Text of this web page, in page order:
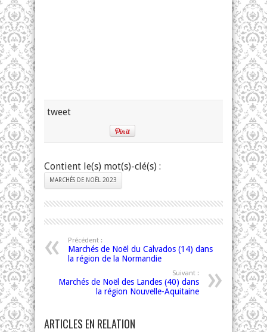
tweet
Contient le(s) mot(s)-clé(s) :
MARCHÉS DE NOËL 2023
Précédent :
Marchés de Noël du Calvados (14) dans
la région de la Normandie
Suivant :
Marchés de Noël des Landes (40) dans
la région Nouvelle-Aquitaine
ARTICLES EN RELATION